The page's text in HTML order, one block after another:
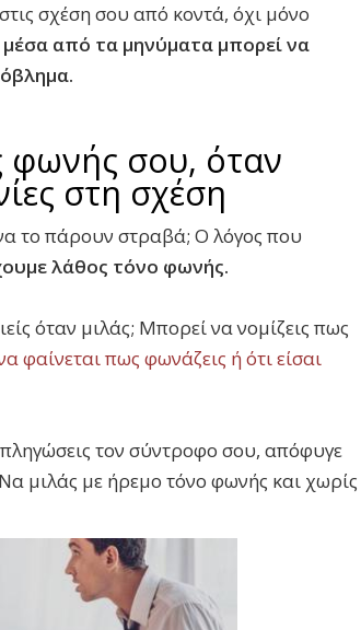
σχέση σου από κοντά, όχι μόνο
μέσα από τα μηνύματα μπορεί να
φωνής σου, όταν
στη σχέση
να το πάρουν στραβά; Ο λόγος που
λάθος τόνο φωνής.
όταν μιλάς; Μπορεί να νομίζεις πως
φαίνεται πως φωνάζεις ή ότι είσαι
τον σύντροφο σου, απόφυγε
μιλάς με ήρεμο τόνο φωνής και χωρίς